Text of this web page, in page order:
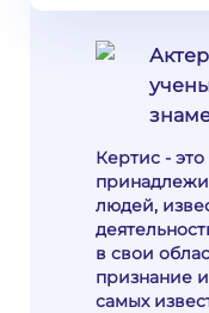
Кертис -
людей,
в свои
признание
самых